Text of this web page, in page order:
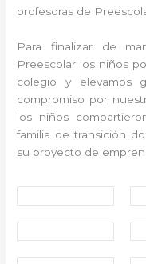
profesoras de
Para finalizar de
Preescolar los niños
colegio y elevamos
compromiso por
los niños
familia de transición
su proyecto de